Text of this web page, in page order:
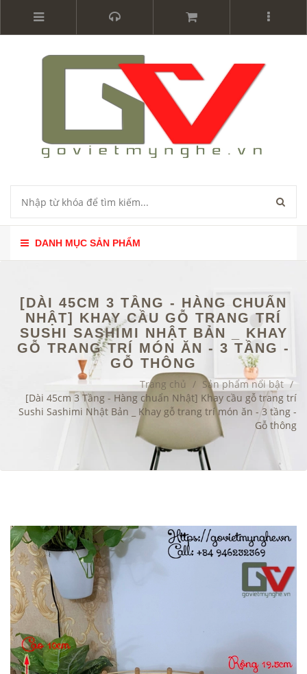
DANH MỤC SẢN PHẨM
[DÀI 45CM 3 TẦNG - HÀNG CHUẨN
NHẬT] KHAY CẦU GỖ TRANG TRÍ
SUSHI SASHIMI NHẬT BẢN _ KHAY
GỖ TRANG TRÍ MÓN ĂN - 3 TẦNG -
GỖ THÔNG
Trang chủ / Sản phẩm nổi bật /
[Dài 45cm 3 Tầng - Hàng chuẩn Nhật] Khay cầu gỗ trang trí
Sushi Sashimi Nhật Bản _ Khay gỗ trang trí món ăn - 3 tầng -
Gỗ thông